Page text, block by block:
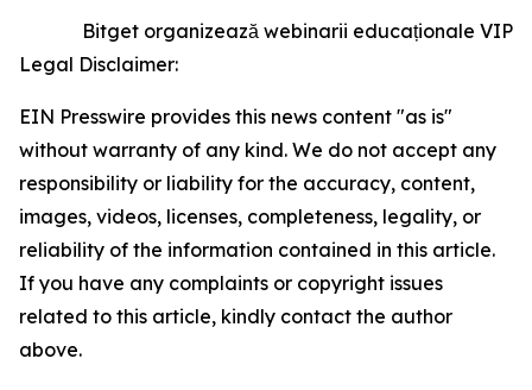
Bitget organizează webinarii educaționale VIP
Legal Disclaimer:
EIN Presswire provides this news content "as is"
without warranty of any kind. We do not accept any
responsibility or liability for the accuracy, content,
images, videos, licenses, completeness, legality, or
reliability of the information contained in this article.
If you have any complaints or copyright issues
related to this article, kindly contact the author
above.